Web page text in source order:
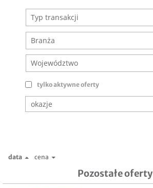
Typ transakcji
Branża
Województwo
tylko aktywne oferty
data cena
Pozostałe oferty